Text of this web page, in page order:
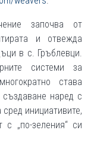
започва от
и отвежда
в с. Гръблевци.
системи за
става
създаване наред с
инициативите,
„по-зеления“ си